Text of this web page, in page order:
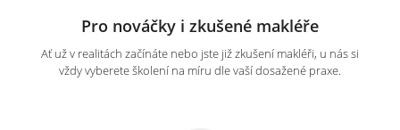
Pro nováčky i zkušené makléře
Ať už v realitách začínáte nebo jste již zkušení makléři, u nás si
vždy vyberete školení na míru dle vaší dosažené praxe.